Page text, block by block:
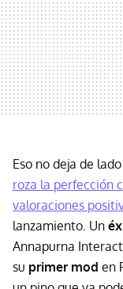
Eso no deja de
roza la perfección
valoraciones
lanzamiento. Un
Annapurna
su primer mod en